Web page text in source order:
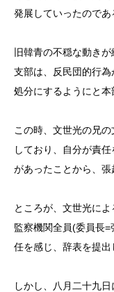
発展していったのであ
旧韓青の不穏な動き
支部は、反民団的行
処分にするようにと本
この時、文世光の兄
しており、自分が責
があったことから、張
ところが、文世光に
監察機関全員(委員長
任を感じ、辞表を提出
しかし、八月二十九